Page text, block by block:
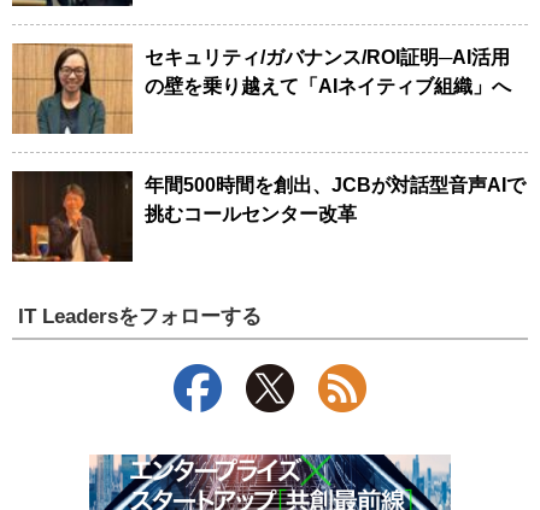
セキュリティ/ガバナンス/ROI証明─AI活用
の壁を乗り越えて「AIネイティブ組織」へ
年間500時間を創出、JCBが対話型音声AIで
挑むコールセンター改革
IT Leadersをフォローする